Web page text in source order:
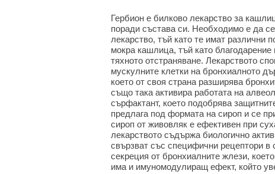
Гербион е билково лекарство за
поради състава си. Необходимо е да
лекарство, тъй като те имат различни
мокра кашлица, тъй като
тяхното отстраняване. Лекарството
мускулните клетки на бронхиалното
което от своя страна разширява
също така активира работата на
сърфактант, което подобрява
предлага под формата на сироп и се
сироп от живовляк е ефективен при
лекарството съдържа биологично
свързват със специфични рецептори
секреция от бронхиалните жлези,
има и имуномодулиращ ефект, който